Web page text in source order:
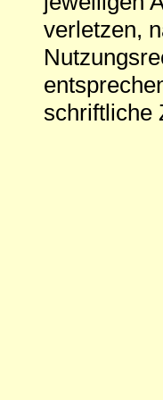
verletzen,
schriftliche